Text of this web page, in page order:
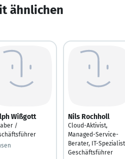
ähnlichen
Wißgott
/
Nils Rochholl
Cloud-Aktivist,
Managed-Service-
Berater, IT-
Geschäftsführer